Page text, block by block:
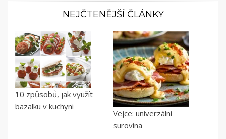
NEJČTENĚJŠÍ ČLÁNKY
10 způsobů, jak využít
bazalku v kuchyni
Vejce: univerzální
surovina